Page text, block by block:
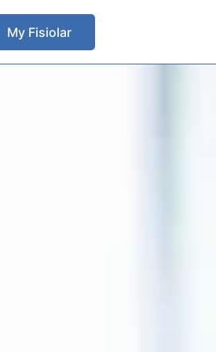
My Fisiolar